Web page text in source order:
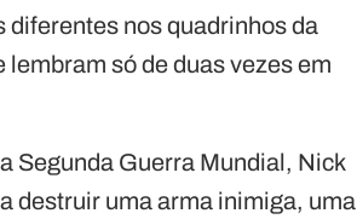
diferentes nos quadrinhos da
só de duas vezes em
Segunda Guerra Mundial, Nick
destruir uma arma inimiga, uma